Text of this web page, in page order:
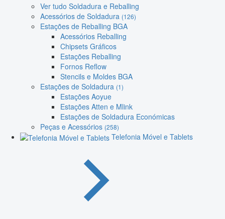
Ver tudo Soldadura e Reballing
Acessórios de Soldadura (126)
Estações de Reballing BGA
Acessórios Reballing
Chipsets Gráficos
Estações Reballing
Fornos Reflow
Stencils e Moldes BGA
Estações de Soldadura (1)
Estações Aoyue
Estações Atten e Mlink
Estações de Soldadura Económicas
Peças e Acessórios (258)
Telefonia Móvel e Tablets